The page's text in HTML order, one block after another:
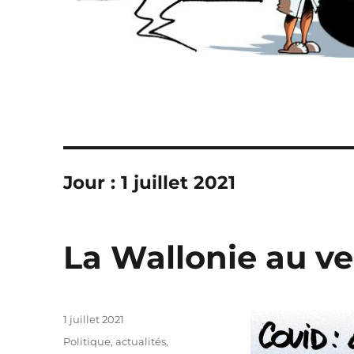
Jour :1 juillet 2021
La Wallonie au
Publié
1 juillet 2021
Catégories
Politique, actualités,